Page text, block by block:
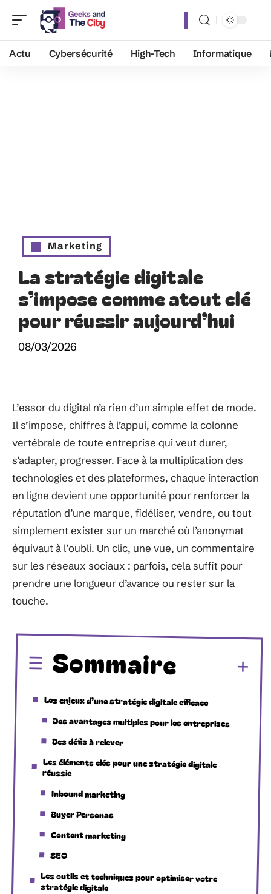
Actu Cybersécurité High-Tech Informatique
Marketing
La stratégie digitale
s’impose comme atout clé
pour réussir aujourd’hui
08/03/2026
L’essor du digital n’a rien d’un simple effet de mode.
Il s’impose, chiffres à l’appui, comme la colonne
vertébrale de toute entreprise qui veut durer,
s’adapter, progresser. Face à la multiplication des
technologies et des plateformes, chaque interaction
en ligne devient une opportunité pour renforcer la
réputation d’une marque, fidéliser, vendre, ou tout
simplement exister sur un marché où l’anonymat
équivaut à l’oubli. Un clic, une vue, un commentaire
sur les réseaux sociaux : parfois, cela suffit pour
prendre une longueur d’avance ou rester sur la
touche.
Sommaire
Les enjeux d’une stratégie digitale efficace
Des avantages multiples pour les entreprises
Des défis à relever
Les éléments clés pour une stratégie digitale
réussie
Inbound marketing
Buyer Personas
Content marketing
SEO
Les outils et techniques pour optimiser votre
stratégie digitale